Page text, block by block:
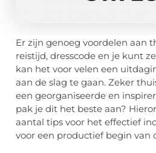
Er zijn genoeg voordelen aan
reistijd, dresscode en je kunt
kan het voor velen een
aan de slag te gaan. Zeker
een georganiseerde en
pak je dit het beste aan?
aantal tips voor het effectief
voor een productief begin van